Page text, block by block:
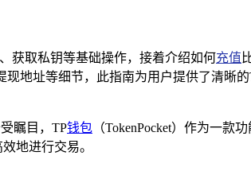
获取私钥等基础操作，接着介绍如何充值
地址等细节，此指南为用户提供了清晰
瞩目，TP钱包 （TokenPocket）作为一款
地进行交易。